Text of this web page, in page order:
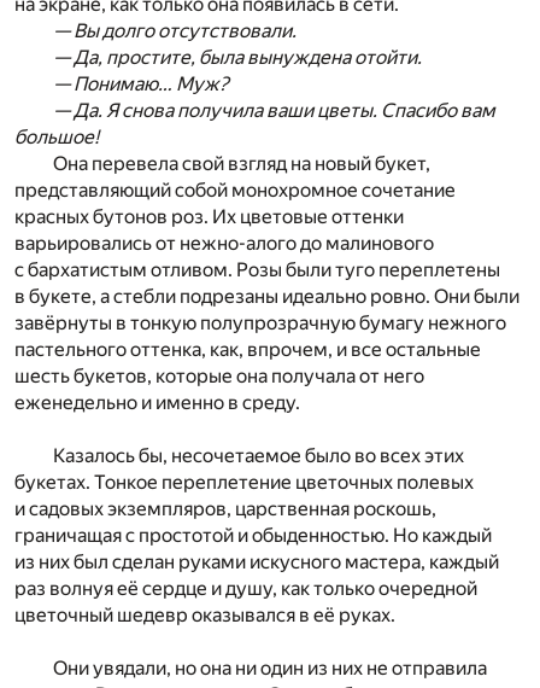
— Вы долго отсутствовали.
— Да, простите, была вынуждена отойти.
— Понимаю… Муж?
— Да. Я снова получила ваши цветы. Спасибо вам
большое!
Она перевела свой взгляд на новый букет,
представляющий собой монохромное сочетание
красных бутонов роз. Их цветовые оттенки
варьировались от нежно-алого до малинового
с бархатистым отливом. Розы были туго переплетены
в букете, а стебли подрезаны идеально ровно. Они были
завёрнуты в тонкую полупрозрачную бумагу нежного
пастельного оттенка, как, впрочем, и все остальные
шесть букетов, которые она получала от него
еженедельно и именно в среду.
Казалось бы, несочетаемое было во всех этих
букетах. Тонкое переплетение цветочных полевых
и садовых экземпляров, царственная роскошь,
граничащая с простотой и обыденностью. Но каждый
из них был сделан руками искусного мастера, каждый
раз волнуя её сердце и душу, как только очередной
цветочный шедевр оказывался в её руках.
Они увядали, но она ни один из них не отправила